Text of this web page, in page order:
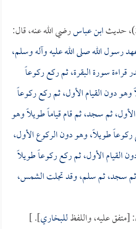
ابن عباسرضي الله عنه، قال:
الله صلى الله عليه وآله وسلم،
قراءة سورة البقرة، ثم ركع ركوعاً
وهو دون القيام الأول، ثم ركع ركوعاً
ثم سجد، ثم قام قياماً طويلاً وهو
ركوعاً طويلاً، وهو دون الركوع الأول،
القيام الأول، ثم ركع ركوعاً طويلاً
سجد، ثم سلم، وقد تجلت الشمس،
عليه، واللفظللبخاري]. ]